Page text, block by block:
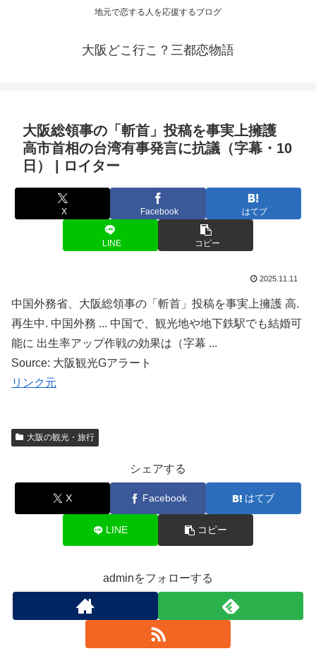
地元で恋する人を応援するブログ
大阪どこ行こ？三都恋物語
大阪総領事の「斬首」投稿を事実上擁護
高市首相の台湾有事発言に抗議（字幕・10
日） | ロイター
X Facebook はてブ
LINE コピー
2025.11.11
中国外務省、大阪総領事の「斬首」投稿を事実上擁護 高.
再生中. 中国外務 ... 中国で、観光地や地下鉄駅でも結婚可
能に 出生率アップ作戦の効果は（字幕 ...
Source: 大阪観光Gアラート
リンク元
大阪の観光・旅行
シェアする
X Facebook はてブ
LINE コピー
adminをフォローする